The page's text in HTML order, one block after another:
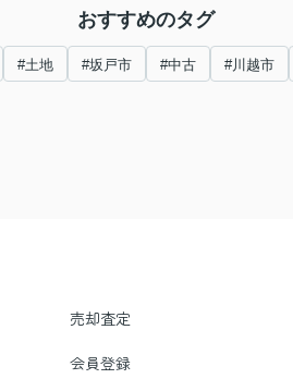
おすすめのタグ
#土地 #坂戸市 #中古 #川越市
売却査定
会員登録